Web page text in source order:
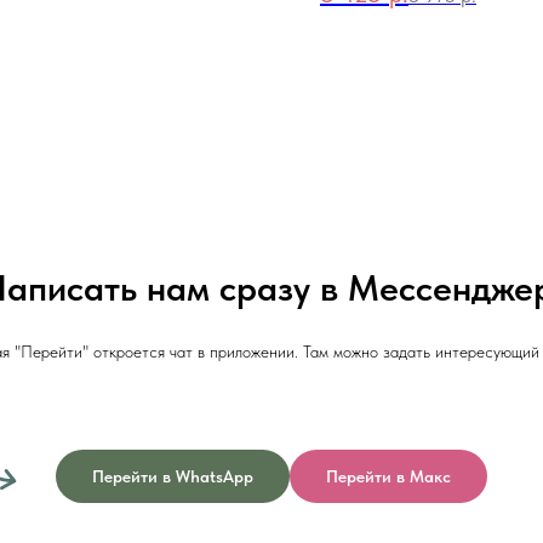
нам сразу в
"Перейти" откроется чат в приложении. Там можно задать интересующий
Перейти в WhatsApp Перейти в Макс